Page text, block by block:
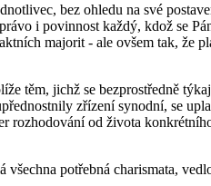
bez ohledu na své
i povinnost každý, kdož se
majorit - ale ovšem tak, že
těm, jichž se bezprostředně
zřízení synodní, se
od života
potřebná charismata,